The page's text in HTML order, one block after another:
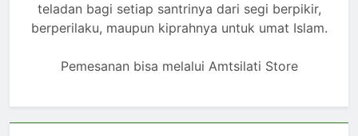
teladan bagi setiap santrinya dari segi berpikir,
berperilaku, maupun kiprahnya untuk umat Islam.
Pemesanan bisa melalui Amtsilati Store